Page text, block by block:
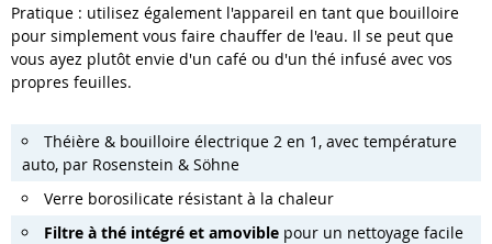
Pratique : utilisez également l'appareil en tant que bouilloire
pour simplement vous faire chauffer de l'eau. Il se peut que
vous ayez plutôt envie d'un café ou d'un thé infusé avec vos
propres feuilles.
Théière & bouilloire électrique 2 en 1, avec température
auto, par Rosenstein & Söhne
Verre borosilicate résistant à la chaleur
Filtre à thé intégré et amovible pour un nettoyage facile